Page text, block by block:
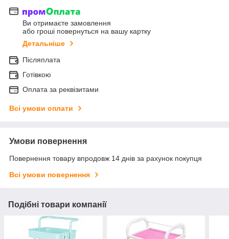
Ви отримаєте замовлення
або гроші повернуться на вашу картку
Детальніше
Післяплата
Готівкою
Оплата за реквізитами
Всі умови оплати
Умови повернення
Повернення товару впродовж 14 днів за рахунок покупця
Всі умови повернення
Подібні товари компанії